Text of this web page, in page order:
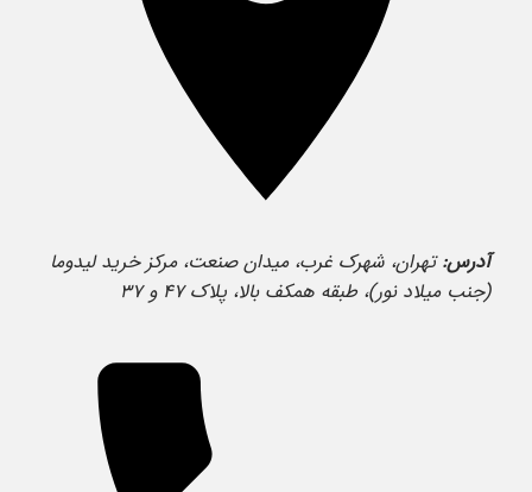
آدرس:تهران، شهرک غرب، میدان صنعت، مرکز خرید لیدوما
(جنب میلاد نور)، طبقه همکف بالا، پلاک ۴۷ و ۳۷